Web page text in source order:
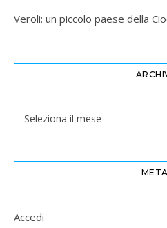
Veroli: un piccolo paese della
Archivi
META
Accedi